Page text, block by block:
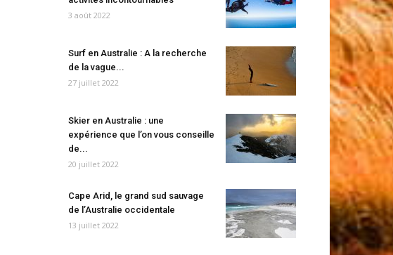
3 août 2022
Surf en Australie : A la recherche
de la vague...
27 juillet 2022
Skier en Australie : une
expérience que l’on vous conseille
de...
20 juillet 2022
Cape Arid, le grand sud sauvage
de l’Australie occidentale
13 juillet 2022